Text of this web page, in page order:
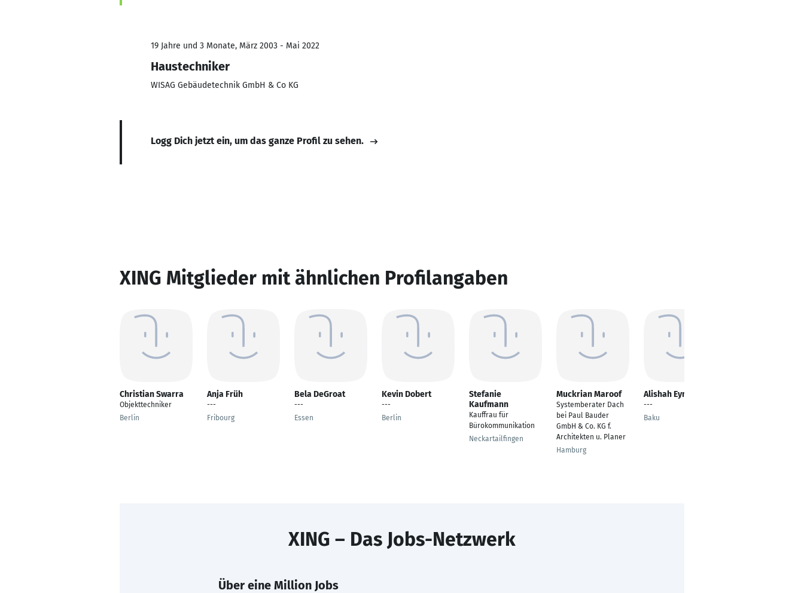
19 Jahre und 3 Monate, März 2003 - Mai 2022
Haustechniker
WISAG Gebäudetechnik GmbH & Co KG
Logg Dich jetzt ein, um das ganze Profil zu sehen.
XING Mitglieder mit ähnlichen Profilangaben
Christian Swarra
Objekttechniker
Berlin
Anja Früh
---
Fribourg
Bela DeGroat
---
Essen
Kevin Dobert
---
Berlin
Stefanie
Kaufmann
Kauffrau für
Bürokommunikation
Neckartailfingen
Muckrian Maroof
Systemberater Dach
bei Paul Bauder
GmbH & Co. KG f.
Architekten u. Planer
Hamburg
Alishah Eynalli
---
Baku
XING – Das Jobs-Netzwerk
Über eine Million Jobs